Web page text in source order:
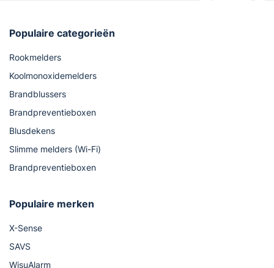
Populaire categorieën
Rookmelders
Koolmonoxidemelders
Brandblussers
Brandpreventieboxen
Blusdekens
Slimme melders (Wi-Fi)
Brandpreventieboxen
Populaire merken
X-Sense
SAVS
WisuAlarm